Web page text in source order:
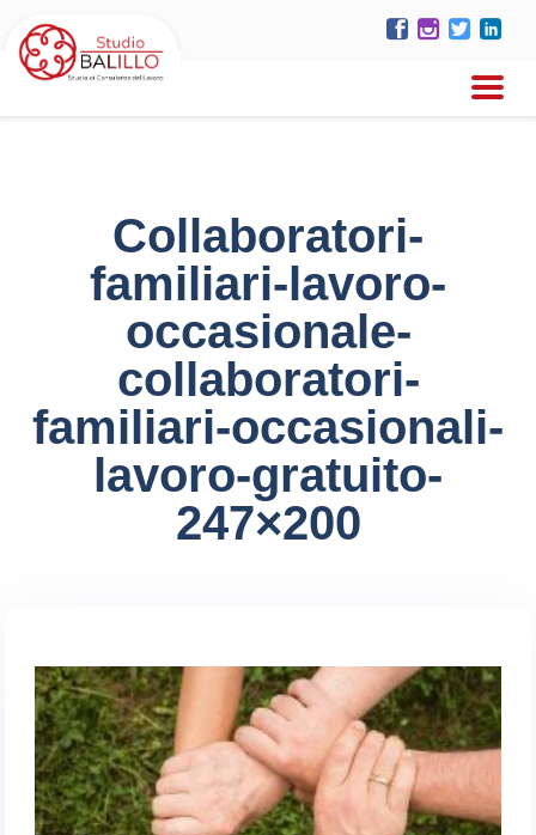
Collaboratori-
familiari-lavoro-
occasionale-
collaboratori-
familiari-occasionali-
lavoro-gratuito-
247×200